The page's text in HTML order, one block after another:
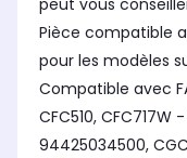
peut vous
Pièce compatible
pour les modèles
Compatible avec
CFC510, CFC717W
94425034500,